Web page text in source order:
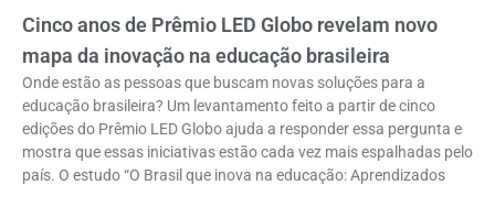
Cinco anos de Prêmio LED Globo revelam novo
mapa da inovação na educação brasileira
Onde estão as pessoas que buscam novas soluções para a
educação brasileira? Um levantamento feito a partir de cinco
edições do Prêmio LED Globo ajuda a responder essa pergunta e
mostra que essas iniciativas estão cada vez mais espalhadas pelo
país. O estudo “O Brasil que inova na educação: Aprendizados